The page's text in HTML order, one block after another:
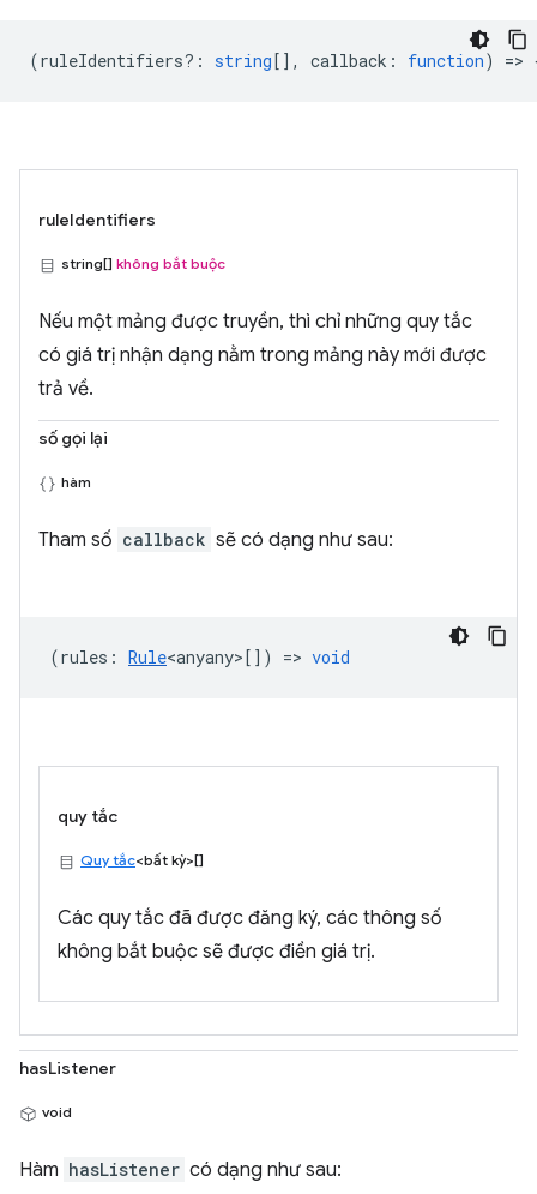
(ruleIdentifiers? : string [], callback : function)
ruleIdentifiers
string[] không bắt buộc
Nếu một mảng được truyền, thì chỉ những quy tắc
có giá trị nhận dạng nằm trong mảng này mới được
trả về.
số gọi lại
hàm
Tham số callback sẽ có dạng như sau:
(rules : Rule<anyany> []) => void
quy tắc
Quy tắc<bất kỳ>[]
Các quy tắc đã được đăng ký, các thông số
không bắt buộc sẽ được điền giá trị.
hasListener
void
Hàm hasListener có dạng như sau: